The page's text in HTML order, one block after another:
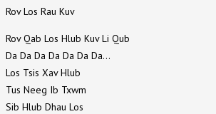
Rov Los Rau Kuv
Rov Qab Los Hlub Kuv Li Qub
Da Da Da Da Da Da Da…
Los Tsis Xav Hlub
Tus Neeg Ib Txwm
Sib Hlub Dhau Los